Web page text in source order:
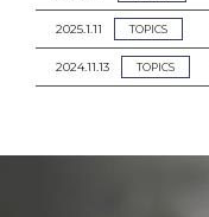
2025.1.11 TOPICS
2024.11.13 TOPICS